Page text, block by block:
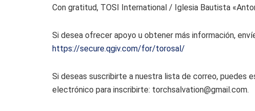
Con gratitud, TOSI International / Iglesia Bautista
Si desea ofrecer apoyo u obtener más información,
https://secure.qgiv.com/for/torosal/
Si deseas suscribirte a nuestra lista de correo, puedes
electrónico para inscribirte: torchsalvation@gmail.com.